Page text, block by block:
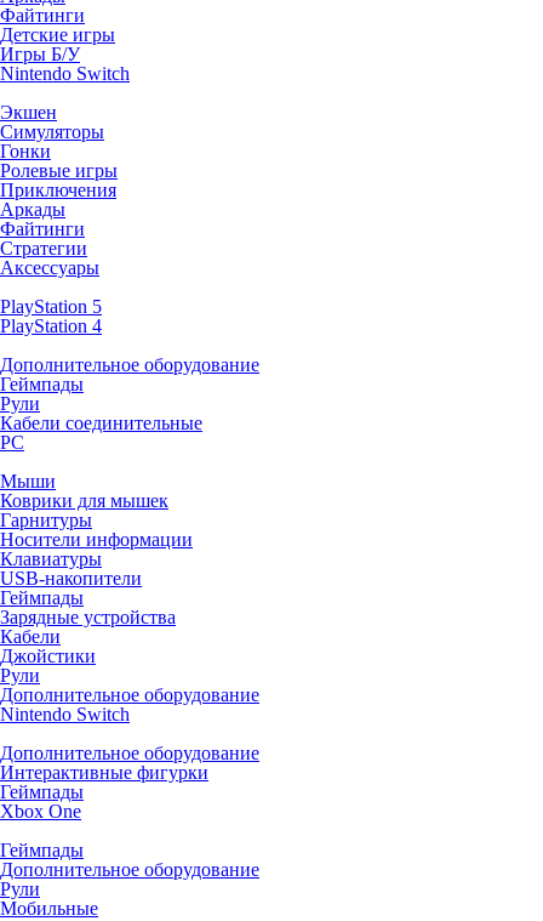
Файтинги
Детские игры
Игры Б/У
Nintendo Switch
Экшен
Симуляторы
Гонки
Ролевые игры
Приключения
Аркады
Файтинги
Стратегии
Аксессуары
PlayStation 5
PlayStation 4
Дополнительное оборудование
Геймпады
Рули
Кабели соединительные
PC
Мыши
Коврики для мышек
Гарнитуры
Носители информации
Клавиатуры
USB-накопители
Геймпады
Зарядные устройства
Кабели
Джойстики
Рули
Дополнительное оборудование
Nintendo Switch
Дополнительное оборудование
Интерактивные фигурки
Геймпады
Xbox One
Геймпады
Дополнительное оборудование
Рули
Мобильные